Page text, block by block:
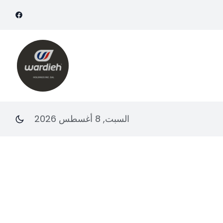
السبت, 8 أغسطس 2026